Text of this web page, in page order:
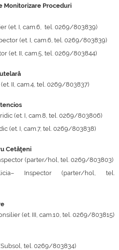
Monitorizare Proceduri
(et. I, cam.6, tel. 0269/803839)
(et. I, cam.6, tel. 0269/803839)
(et. II, cam.5, tel. 0269/803844)
II, cam.4, tel. 0269/803837)
(et. I, cam.8, tel. 0269/803806)
(et. I, cam.7, tel. 0269/803838)
Cetăţeni
(parter/hol, tel. 0269/803803)
Inspector (parter/hol, tel.
(et. III, cam.10, tel. 0269/803815)
tel. 0269/803834)